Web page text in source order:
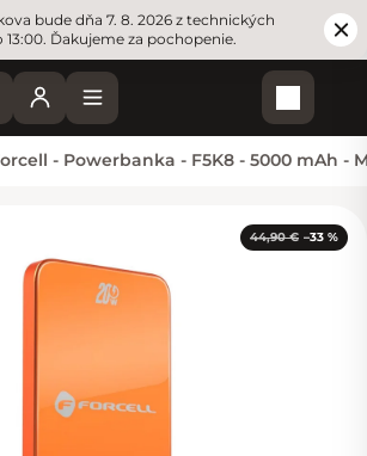
bude dňa 7. 8. 2026 z technických
Ďakujeme za pochopenie.
- Powerbanka - F5K8 - 5000 mAh -
44,90 € –33 %